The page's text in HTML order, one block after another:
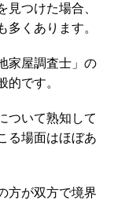
つけた場合、
多くあります。
家屋調査士」の
的です。
ついて熟知して
る場面はほぼあ
方が双方で境界